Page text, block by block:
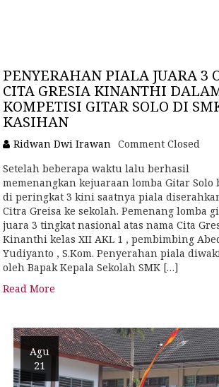
PENYERAHAN PIALA JUARA 3
CITA GRESIA KINANTHI
KOMPETISI GITAR SOLO DI
KASIHAN
Ridwan Dwi Irawan Comment Closed
Setelah beberapa waktu lalu berhasil
memenangkan kejuaraan lomba Gitar Solo
di peringkat 3 kini saatnya piala
Citra Greisa ke sekolah. Pemenang lomba
juara 3 tingkat nasional atas nama Cita
Kinanthi kelas XII AKL 1 , pembimbing
Yudiyanto , S.Kom. Penyerahan piala
oleh Bapak Kepala Sekolah SMK […]
Read More
Agu
21